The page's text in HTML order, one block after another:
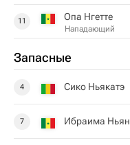
11 Опа Нгетте
Нападающий
Запасные
4 Сико Ньякатэ
7 Ибраима Ньян